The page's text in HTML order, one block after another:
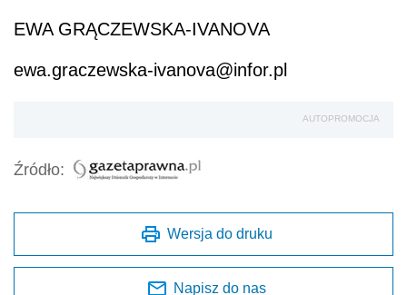
EWA GRĄCZEWSKA-IVANOVA
ewa.graczewska-ivanova@infor.pl
AUTOPROMOCJA
Źródło:
Wersja do druku
Napisz do nas